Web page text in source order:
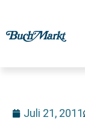
Juli 21, 2011